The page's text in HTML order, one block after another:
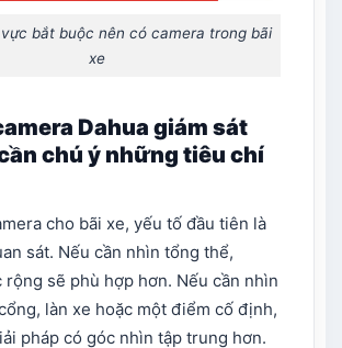
bắt buộc nên có camera trong bãi
xe
Dahua giám sát
chú ý những tiêu chí
cho bãi xe, yếu tố đầu tiên là
sát. Nếu cần nhìn tổng thể,
rộng sẽ phù hợp hơn. Nếu cần nhìn
làn xe hoặc một điểm cố định,
pháp có góc nhìn tập trung hơn.